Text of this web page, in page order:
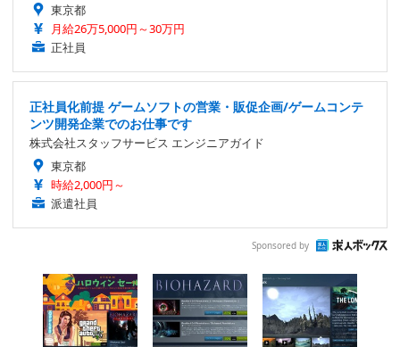
東京都
月給26万5,000円～30万円
正社員
正社員化前提 ゲームソフトの営業・販促企画/ゲームコンテ
ンツ開発企業でのお仕事です
株式会社スタッフサービス エンジニアガイド
東京都
時給2,000円～
派遣社員
Sponsored by